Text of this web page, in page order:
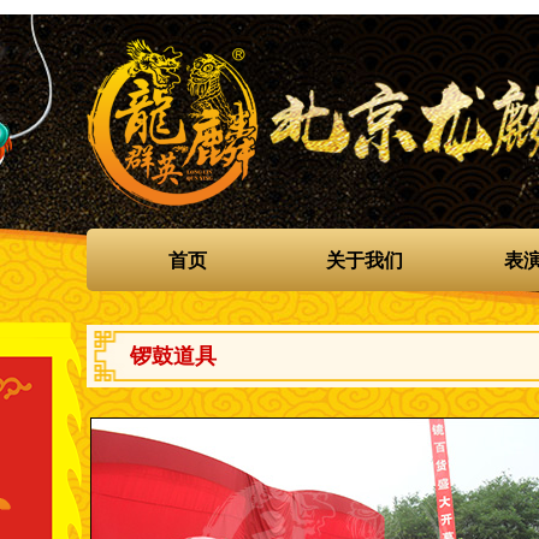
首页 关于我们 表
锣鼓道具